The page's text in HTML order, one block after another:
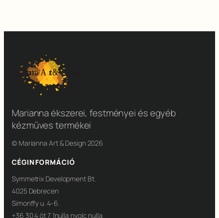
Marianna ékszerei, festményei és egyéb
kézműves termékei
© Marianna Art & Design 2026
CÉGINFORMÁCIÓ
Symmetrix Development Bt.
4025 Debrecen
Simonffy u. 4-6.
+36 30 4 öt 7 1nulla nyolc nulla